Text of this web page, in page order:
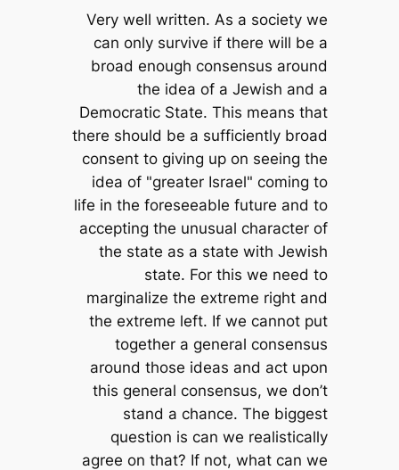
Very well written. As a society we
can only survive if there will be a
broad enough consensus around
the idea of a Jewish and a
Democratic State. This means that
there should be a sufficiently broad
consent to giving up on seeing the
idea of "greater Israel" coming to
life in the foreseeable future and to
accepting the unusual character of
the state as a state with Jewish
state. For this we need to
marginalize the extreme right and
the extreme left. If we cannot put
together a general consensus
around those ideas and act upon
this general consensus, we don’t
stand a chance. The biggest
question is can we realistically
agree on that? If not, what can we